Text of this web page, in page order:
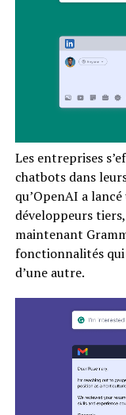
Les entreprises
chatbots dans
qu’OpenAI a
développeurs
maintenant
fonctionnalités qui
d’une autre.